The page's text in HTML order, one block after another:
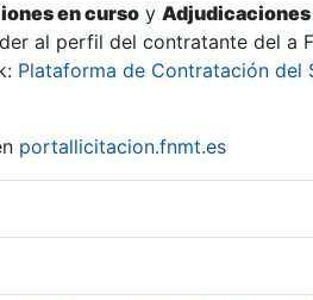
en curso y Adjudicaciones
al perfil del contratante del a
Plataforma de Contratación del
portallicitacion.fnmt.es